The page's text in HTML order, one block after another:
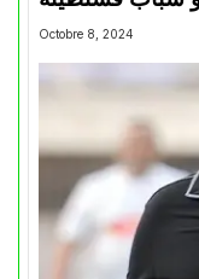
Octobre 8, 2024